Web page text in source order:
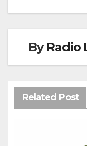
ByRadio
Related Post